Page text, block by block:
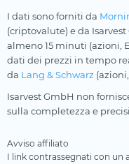
I dati sono forniti da
(criptovalute) e da
almeno 15 minuti (azioni,
dati dei prezzi in tempo
da Lang & Schwarz
Isarvest GmbH non
sulla completezza e
Avviso affiliato
I link contrassegnati con un